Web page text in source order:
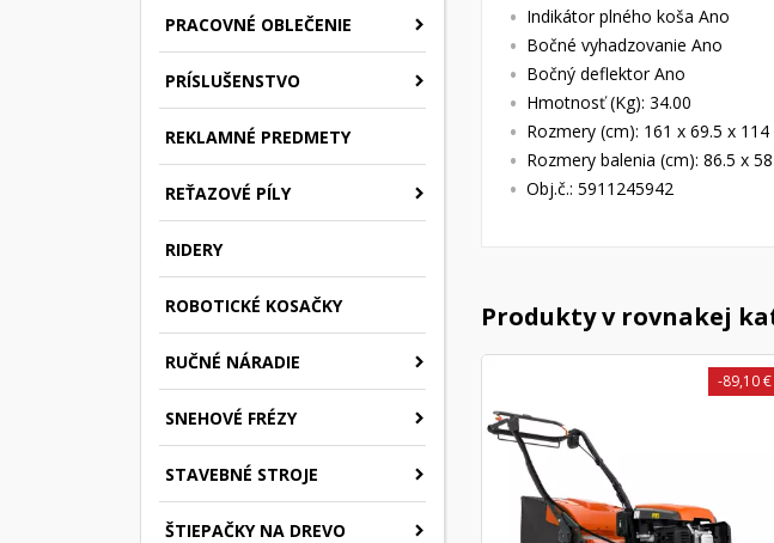
PRACOVNÉ OBLEČENIE
PRÍSLUŠENSTVO
REKLAMNÉ PREDMETY
REŤAZOVÉ PÍLY
RIDERY
ROBOTICKÉ KOSAČKY
RUČNÉ NÁRADIE
SNEHOVÉ FRÉZY
STAVEBNÉ STROJE
ŠTIEPAČKY NA DREVO
Indikátor plného koša Ano
Bočné vyhadzovanie Ano
Bočný deflektor Ano
Hmotnosť (Kg): 34.00
Rozmery (cm): 161 x 69.5 x 114
Rozmery balenia (cm): 86.5 x
Obj.č.: 5911245942
Produkty v rovnakej
-89,10 €